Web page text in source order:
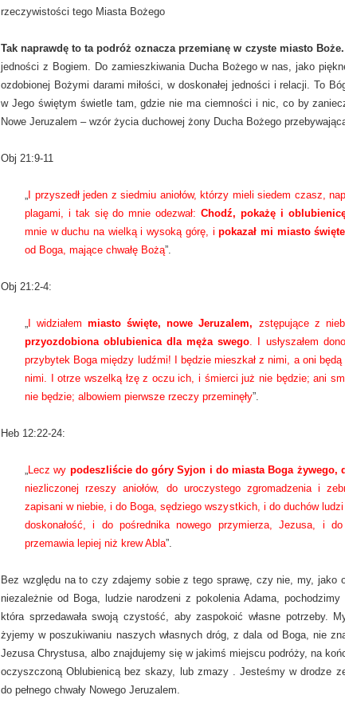
rzeczywistości tego Miasta Bożego
Tak naprawdę to ta podróż oznacza przemianę w czyste miasto Boże.
jedności z Bogiem. Do zamieszkiwania Ducha Bożego w nas, jako
ozdobionej Bożymi darami miłości, w doskonałej jedności i relacji. To
w Jego świętym świetle tam, gdzie nie ma ciemności i nic, co by
Nowe Jeruzalem – wzór życia duchowej żony Ducha Bożego
Obj 21:9-11
„ I przyszedł jeden z siedmiu aniołów, którzy mieli siedem czasz,
plagami, i tak się do mnie odezwał: Chodź, pokażę i
mnie w duchu na wielką i wysoką górę, ipokazał mi miasto
od Boga, mające chwałę Bożą”.
Obj 21:2-4:
„ I widziałemmiasto święte, nowe Jeruzalem, zstępujące z
przyozdobiona oblubienica dla męża swego. I usłyszałem
przybytek Boga między ludźmi! I będzie mieszkał z nimi, a oni
nimi. I otrze wszelką łzę z oczu ich, i śmierci już nie będzie; ani
nie będzie; albowiem pierwsze rzeczy przeminęły”.
Heb 12:22-24:
„Lecz wy podeszliście do góry Syjon i do miasta Boga żywego,
niezliczonej rzeszy aniołów, do uroczystego zgromadzenia i
zapisani w niebie, i do Boga, sędziego wszystkich, i do duchów
doskonałość, i do pośrednika nowego przymierza, Jezusa, i
przemawia lepiej niż krew Abla”.
Bez względu na to czy zdajemy sobie z tego sprawę, czy nie, my, jako
niezależnie od Boga, ludzie narodzeni z pokolenia Adama, pochodzimy
która sprzedawała swoją czystość, aby zaspokoić własne potrzeby.
żyjemy w poszukiwaniu naszych własnych dróg, z dala od Boga, nie
Jezusa Chrystusa, albo znajdujemy się w jakimś miejscu podróży, na
oczyszczoną Oblubienicą bez skazy, lub zmazy . Jesteśmy w drodze
do pełnego chwały Nowego Jeruzalem.